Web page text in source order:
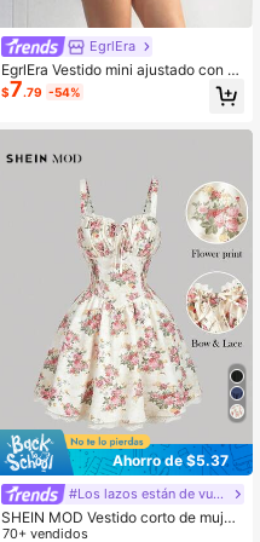
EgrlEra
EgrlEra Vestido mini ajustado con c
uello drapeado a rayas para mujer,
estilo commuter
$7.79 -54%
Ahorro de $5.37
#Los lazos están de vuelta
SHEIN MOD Vestido corto de mujer
con estampado floral, encaje y esp
70+ vendidos